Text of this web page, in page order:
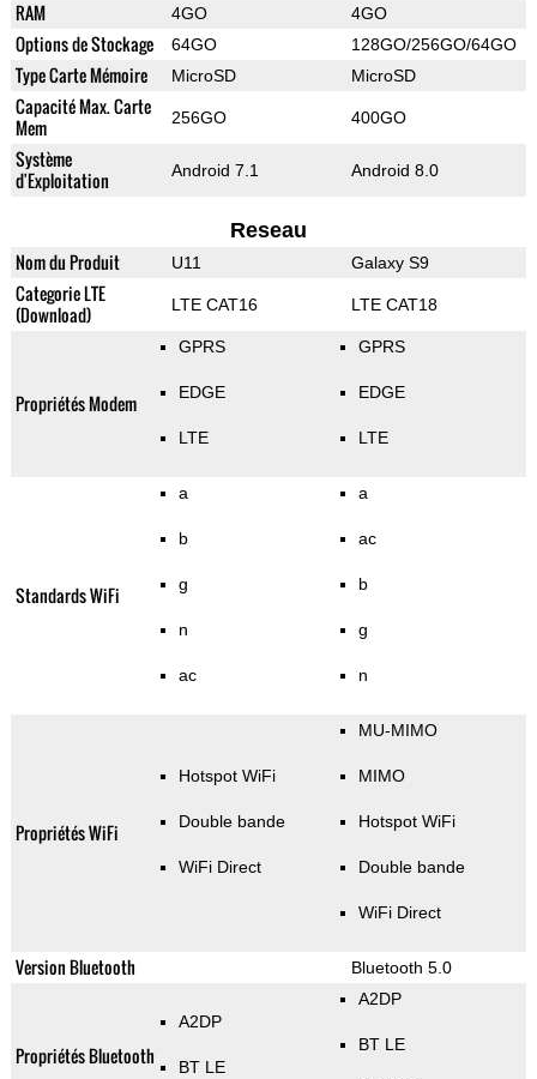
RAM 4GO 4GO
Options de Stockage 64GO 128GO/256GO/64GO
Type Carte Mémoire MicroSD MicroSD
Capacité Max. Carte
Mem
256GO 400GO
Système
d'Exploitation
Android 7.1 Android 8.0
Reseau
Nom du Produit U11 Galaxy S9
Categorie LTE
(Download)
LTE CAT16 LTE CAT18
Propriétés Modem
GPRS
EDGE
LTE
GPRS
EDGE
LTE
Standards WiFi
a
b
g
n
ac
a
ac
b
g
n
Propriétés WiFi
Hotspot WiFi
Double bande
WiFi Direct
MU-MIMO
MIMO
Hotspot WiFi
Double bande
WiFi Direct
Version Bluetooth Bluetooth 5.0
Propriétés Bluetooth
A2DP
BT LE
A2DP
BT LE